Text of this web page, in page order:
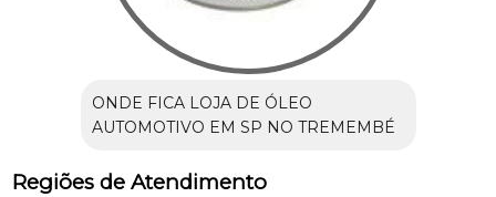
ONDE FICA LOJA DE ÓLEO
AUTOMOTIVO EM SP NO TREMEMBÉ
Regiões de Atendimento